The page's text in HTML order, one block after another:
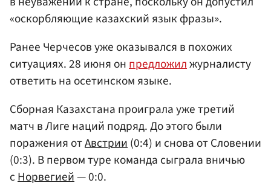
«оскорбляющие казахский язык фразы».
Ранее Черчесов уже оказывался в похожих
ситуациях. 28 июня онпредложилжурналисту
ответить на осетинском языке.
Сборная Казахстана проиграла уже третий
матч в Лиге наций подряд. До этого были
поражения отАвстрии(0:4) и снова от Словении
(0:3). В первом туре команда сыграла вничью
сНорвегией— 0:0.